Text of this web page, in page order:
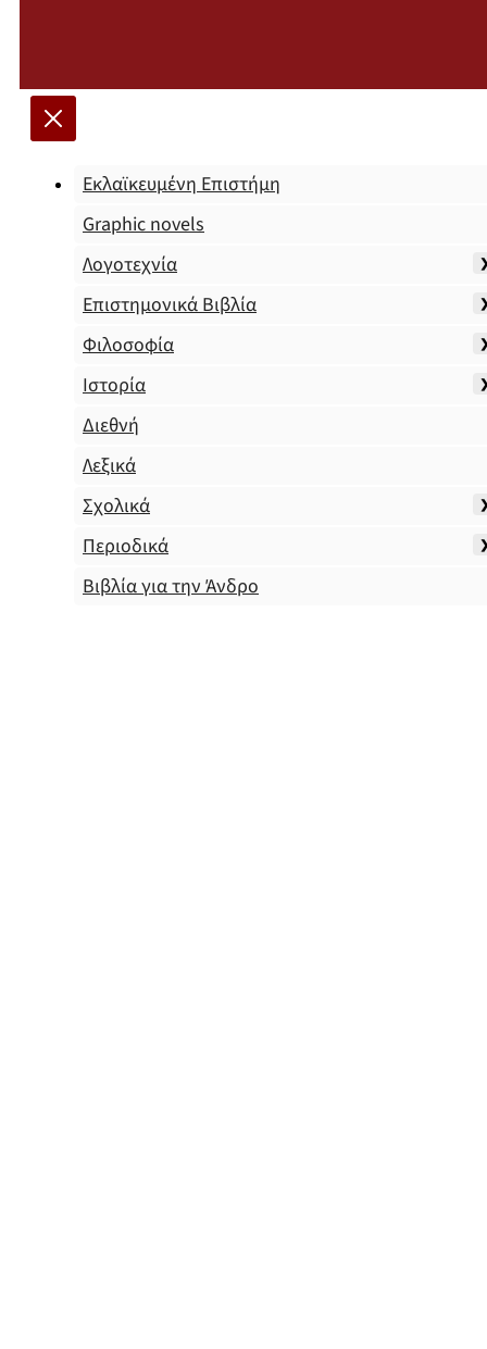
Εκλαϊκευμένη Επιστήμη
Graphic novels
Λογοτεχνία
Επιστημονικά Βιβλία
Φιλοσοφία
Ιστορία
Διεθνή
Λεξικά
Σχολικά
Περιοδικά
Βιβλία για την Άνδρο